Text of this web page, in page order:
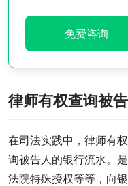
免费咨询
律师有权查询被
在司法实践中，律师有
询被告人的银行流水。
法院特殊授权等等，向